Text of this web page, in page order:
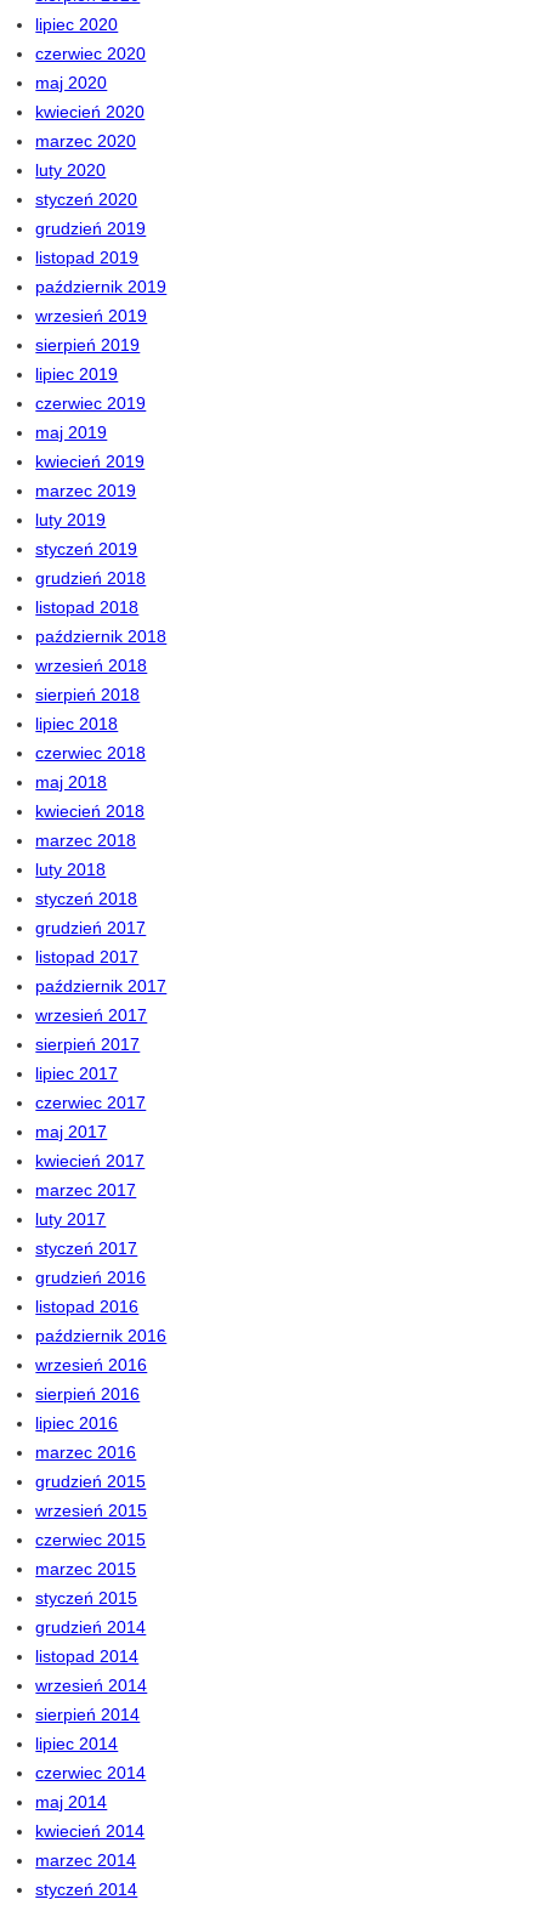
lipiec 2020
czerwiec 2020
maj 2020
kwiecień 2020
marzec 2020
luty 2020
styczeń 2020
grudzień 2019
listopad 2019
październik 2019
wrzesień 2019
sierpień 2019
lipiec 2019
czerwiec 2019
maj 2019
kwiecień 2019
marzec 2019
luty 2019
styczeń 2019
grudzień 2018
listopad 2018
październik 2018
wrzesień 2018
sierpień 2018
lipiec 2018
czerwiec 2018
maj 2018
kwiecień 2018
marzec 2018
luty 2018
styczeń 2018
grudzień 2017
listopad 2017
październik 2017
wrzesień 2017
sierpień 2017
lipiec 2017
czerwiec 2017
maj 2017
kwiecień 2017
marzec 2017
luty 2017
styczeń 2017
grudzień 2016
listopad 2016
październik 2016
wrzesień 2016
sierpień 2016
lipiec 2016
marzec 2016
grudzień 2015
wrzesień 2015
czerwiec 2015
marzec 2015
styczeń 2015
grudzień 2014
listopad 2014
wrzesień 2014
sierpień 2014
lipiec 2014
czerwiec 2014
maj 2014
kwiecień 2014
marzec 2014
styczeń 2014